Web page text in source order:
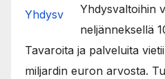
Yhdysvaltoihin
neljänneksellä
Tavaroita ja palveluita
miljardin euron arvosta.